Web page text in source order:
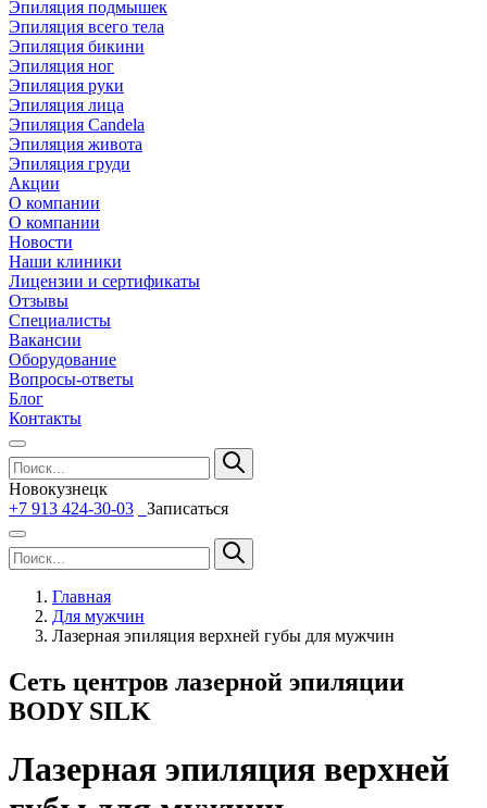
Эпиляция подмышек
Эпиляция всего тела
Эпиляция бикини
Эпиляция ног
Эпиляция руки
Эпиляция лица
Эпиляция Candela
Эпиляция живота
Эпиляция груди
Акции
О компании
О компании
Новости
Наши клиники
Лицензии и сертификаты
Отзывы
Специалисты
Вакансии
Оборудование
Вопросы-ответы
Блог
Контакты
Новокузнецк
+7 913 424-30-03
Записаться
Главная
Для мужчин
Лазерная эпиляция верхней губы для мужчин
Сеть центров лазерной эпиляции
BODY SILK
Лазерная эпиляция верхней